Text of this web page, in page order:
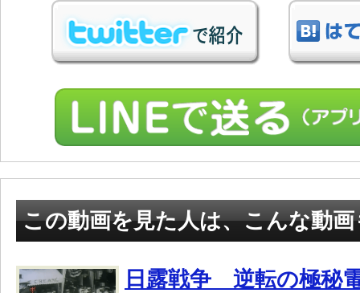
この動画を見た人は、こんな動
日露戦争 逆転の極秘